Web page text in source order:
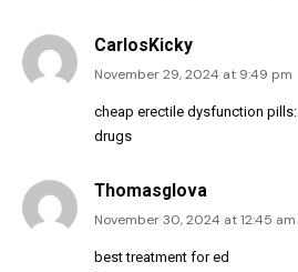
CarlosKicky
November 29, 2024 at 9:49 pm
cheap erectile dysfunction pills:
drugs
Thomasglova
November 30, 2024 at 12:45 am
best treatment for ed